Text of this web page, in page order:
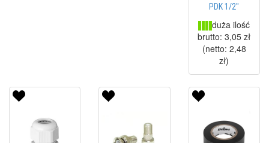
PDK 1/2"
duża ilość
brutto:3,05 zł
(netto: 2,48
zł)